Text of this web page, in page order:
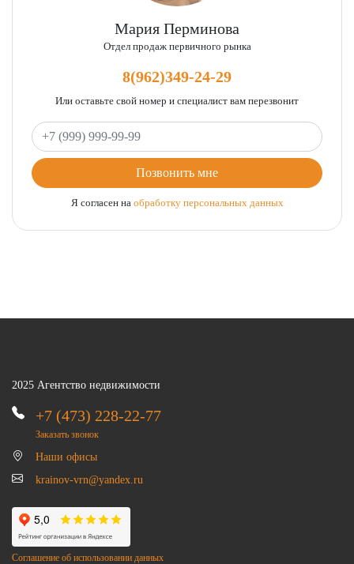
Мария Перминова
Отдел продаж первичного рынка
8(962)349-24-29
Или оставьте свой номер и специалист вам перезвонит
Позвонить мне
Я согласен на обработку персональных данных
2025 Агентство недвижимости
+7 (473) 228-22-77
Заказать звонок
Наши офисы
krainov-vrn@yandex.ru
Соглашение об использовании данных